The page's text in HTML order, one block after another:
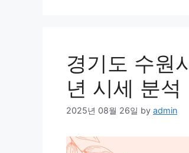
경기도 수원
년 시세 분석
2025년 08월 26일 by admin